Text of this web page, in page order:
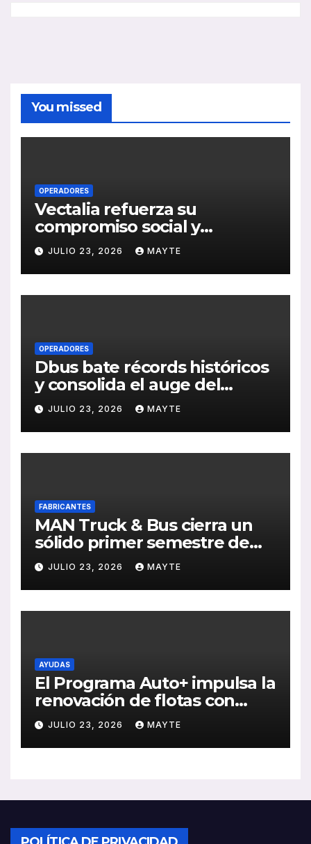
You missed
OPERADORES
Vectalia refuerza su
compromiso social y
medioambiental con la
publicación de su Memoria
de RSC 2025
JULIO 23, 2026 MAYTE
OPERADORES
Dbus bate récords históricos
y consolida el auge del
transporte público en San
Sebastián
JULIO 23, 2026 MAYTE
FABRICANTES
MAN Truck & Bus cierra un
sólido primer semestre de
2026 con crecimiento en
ventas, pedidos y
rentabilidad
JULIO 23, 2026 MAYTE
AYUDAS
El Programa Auto+ impulsa la
renovación de flotas con
ayudas a vehículos eléctricos
ligeros
JULIO 23, 2026 MAYTE